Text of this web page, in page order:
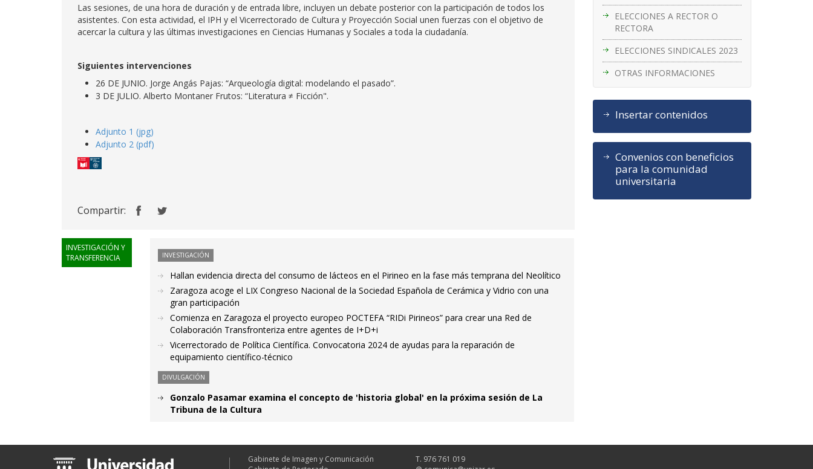
ELECCIONES A RECTOR O
RECTORA
ELECCIONES SINDICALES 2023
OTRAS INFORMACIONES
Insertar contenidos
Convenios con beneficios
para la comunidad
universitaria
Las sesiones, de una hora de duración y de entrada libre, incluyen un debate posterior con la participación de todos los
asistentes. Con esta actividad, el IPH y el Vicerrectorado de Cultura y Proyección Social unen fuerzas con el objetivo de
acercar la cultura y las últimas investigaciones en Ciencias Humanas y Sociales a toda la ciudadanía.
Siguientes intervenciones
26 DE JUNIO. Jorge Angás Pajas: “Arqueología digital: modelando el pasado”.
3 DE JULIO. Alberto Montaner Frutos: “Literatura ≠ Ficción".
Adjunto 1 (jpg)
Adjunto 2 (pdf)
Compartir:
INVESTIGACIÓN Y
TRANSFERENCIA
INVESTIGACIÓN
Hallan evidencia directa del consumo de lácteos en el Pirineo en la fase más temprana del Neolítico
Zaragoza acoge el LIX Congreso Nacional de la Sociedad Española de Cerámica y Vidrio con una
gran participación
Comienza en Zaragoza el proyecto europeo POCTEFA “RIDi Pirineos” para crear una Red de
Colaboración Transfronteriza entre agentes de I+D+i
Vicerrectorado de Política Científica. Convocatoria 2024 de ayudas para la reparación de
equipamiento científico-técnico
DIVULGACIÓN
Gonzalo Pasamar examina el concepto de 'historia global' en la próxima sesión de La
Tribuna de la Cultura
Gabinete de Imagen y Comunicación
T. 976 761 019